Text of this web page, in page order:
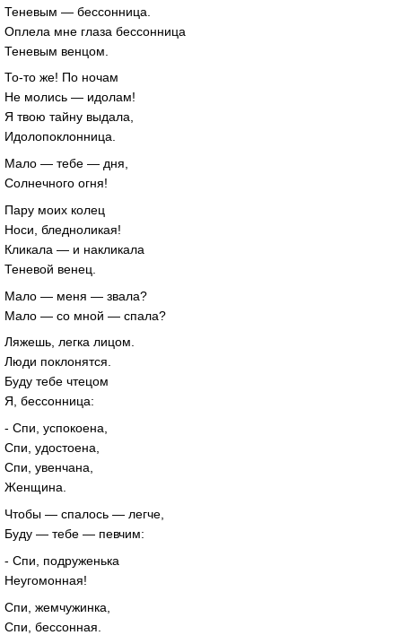
Теневым — бессонница.
Оплела мне глаза бессонница
Теневым венцом.
То-то же! По ночам
Не молись — идолам!
Я твою тайну выдала,
Идолопоклонница.
Мало — тебе — дня,
Солнечного огня!
Пару моих колец
Носи, бледноликая!
Кликала — и накликала
Теневой венец.
Мало — меня — звала?
Мало — со мной — спала?
Ляжешь, легка лицом.
Люди поклонятся.
Буду тебе чтецом
Я, бессонница:
- Спи, успокоена,
Спи, удостоена,
Спи, увенчана,
Женщина.
Чтобы — спалось — легче,
Буду — тебе — певчим:
- Спи, подруженька
Неугомонная!
Спи, жемчужинка,
Спи, бессонная.